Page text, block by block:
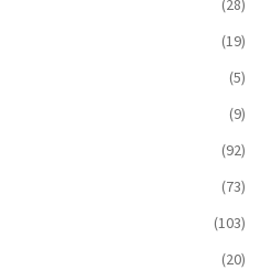
(19)
(5)
(9)
(92)
(73)
(103)
(20)